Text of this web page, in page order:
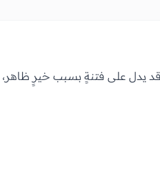
يدل على فتنةٍ بسبب خيرٍ